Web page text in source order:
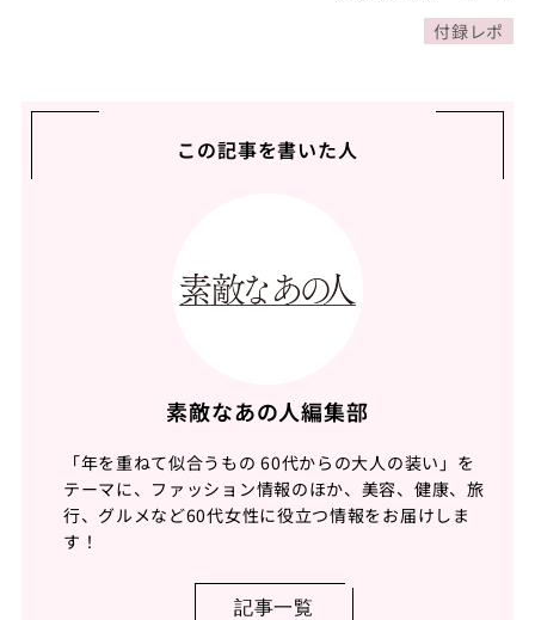
付録レポ
この記事を書いた人
素敵なあの人編集部
「年を重ねて似合うもの 60代からの大人の装い」を
テーマに、ファッション情報のほか、美容、健康、旅
行、グルメなど60代女性に役立つ情報をお届けしま
す！
記事一覧